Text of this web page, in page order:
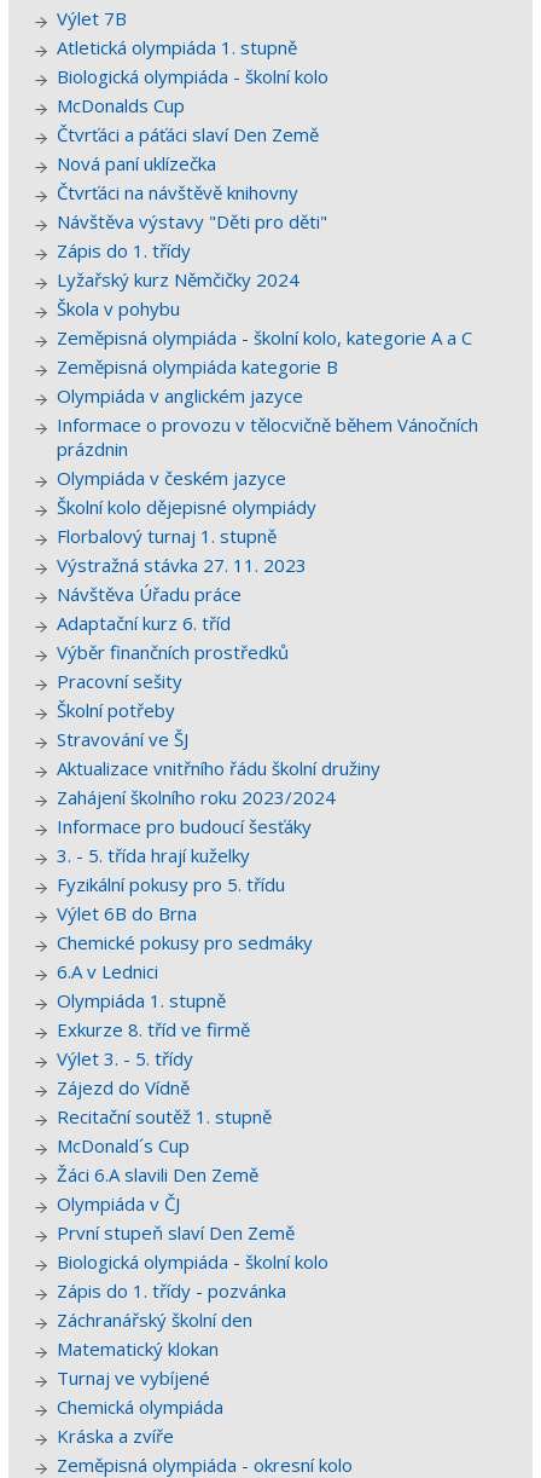
Výlet 7B
Atletická olympiáda 1. stupně
Biologická olympiáda - školní kolo
McDonalds Cup
Čtvrťáci a páťáci slaví Den Země
Nová paní uklízečka
Čtvrťáci na návštěvě knihovny
Návštěva výstavy "Děti pro děti"
Zápis do 1. třídy
Lyžařský kurz Němčičky 2024
Škola v pohybu
Zeměpisná olympiáda - školní kolo, kategorie A a C
Zeměpisná olympiáda kategorie B
Olympiáda v anglickém jazyce
Informace o provozu v tělocvičně během Vánočních
prázdnin
Olympiáda v českém jazyce
Školní kolo dějepisné olympiády
Florbalový turnaj 1. stupně
Výstražná stávka 27. 11. 2023
Návštěva Úřadu práce
Adaptační kurz 6. tříd
Výběr finančních prostředků
Pracovní sešity
Školní potřeby
Stravování ve ŠJ
Aktualizace vnitřního řádu školní družiny
Zahájení školního roku 2023/2024
Informace pro budoucí šesťáky
3. - 5. třída hrají kuželky
Fyzikální pokusy pro 5. třídu
Výlet 6B do Brna
Chemické pokusy pro sedmáky
6.A v Lednici
Olympiáda 1. stupně
Exkurze 8. tříd ve firmě
Výlet 3. - 5. třídy
Zájezd do Vídně
Recitační soutěž 1. stupně
McDonald´s Cup
Žáci 6.A slavili Den Země
Olympiáda v ČJ
První stupeň slaví Den Země
Biologická olympiáda - školní kolo
Zápis do 1. třídy - pozvánka
Záchranářský školní den
Matematický klokan
Turnaj ve vybíjené
Chemická olympiáda
Kráska a zvíře
Zeměpisná olympiáda - okresní kolo